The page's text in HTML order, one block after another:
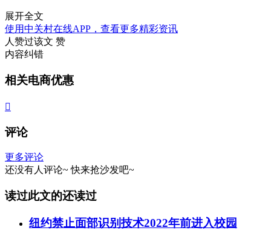
展开全文
使用中关村在线APP，查看更多精彩资讯
人赞过该文 赞
内容纠错
相关电商优惠

评论
更多评论
还没有人评论~ 快来抢沙发吧~
读过此文的还读过
纽约禁止面部识别技术2022年前进入校园